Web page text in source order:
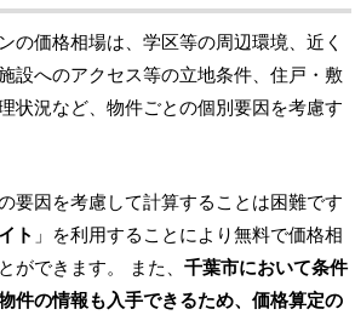
の価格相場は、学区等の周辺環境、近く
設へのアクセス等の立地条件、住戸・敷
状況など、物件ごとの個別要因を考慮す
要因を考慮して計算することは困難です
ト 」を利用することにより無料で価格相
ができます。 また、 千葉市において条件
件の情報も入手できるため、価格算定の